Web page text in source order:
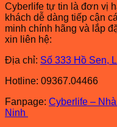
Cyberlife tự tin là đơn vị
khách dễ dàng tiếp cận
minh chính hãng và lắp
xin liên hệ:
Địa chỉ: Số 333 Hồ Sen,
Hotline: 09367.04466
Fanpage: Cyberlife –
Ninh